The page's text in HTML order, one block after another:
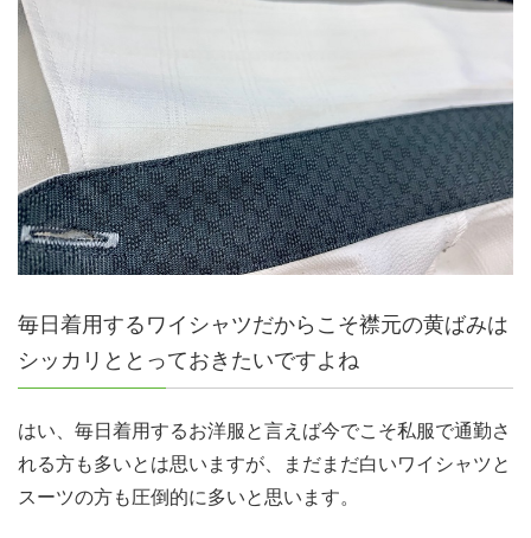
毎日着用するワイシャツだからこそ襟元の黄ばみは
シッカリととっておきたいですよね
はい、毎日着用するお洋服と言えば今でこそ私服で通勤さ
れる方も多いとは思いますが、まだまだ白いワイシャツと
スーツの方も圧倒的に多いと思います。